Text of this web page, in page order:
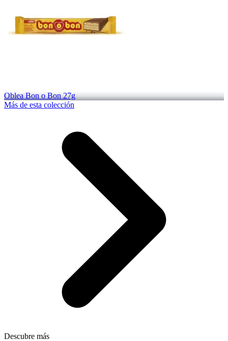
Oblea Bon o Bon 27g
Más de esta colección
Descubre más